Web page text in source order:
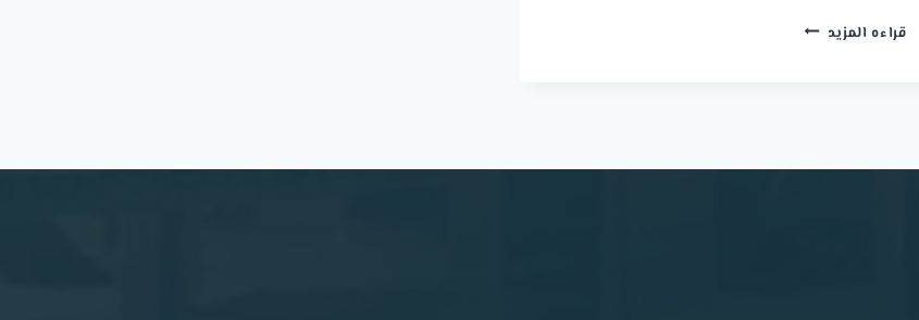
قراءه المزيد تركيب